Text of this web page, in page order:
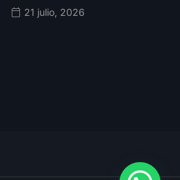
21 julio, 2026